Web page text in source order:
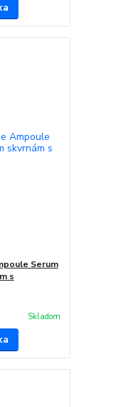
Serum
s
Skladom